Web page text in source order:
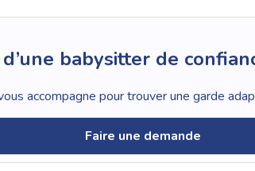
babysitter de
accompagne pour trouver une garde
Faire une demande